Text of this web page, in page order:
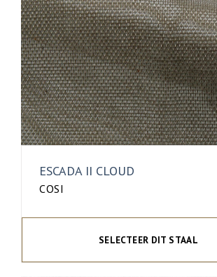
ESCADA II CLOUD
COSI
SELECTEER DIT STAAL